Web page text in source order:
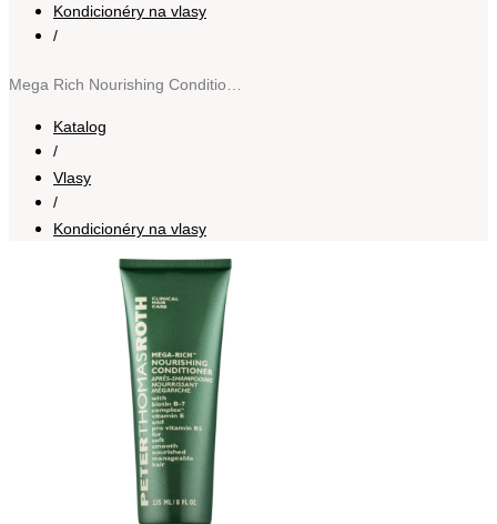
Kondicionéry na vlasy
/
Katalog
/
Vlasy
/
Kondicionéry na vlasy